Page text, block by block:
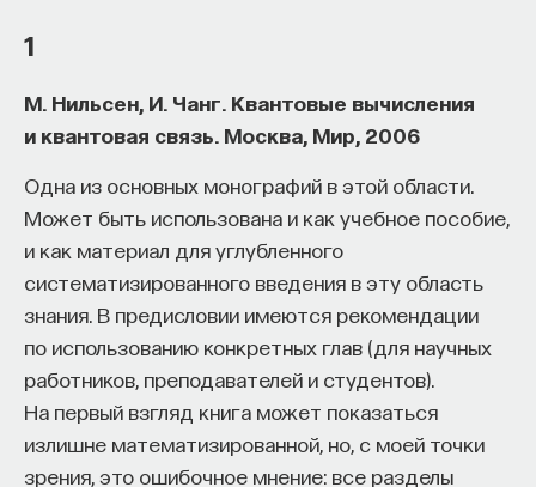
1
М. Нильсен, И. Чанг. Квантовые вычисления
и квантовая связь. Москва, Мир, 2006
Одна из основных монографий в этой области.
Может быть использована и как учебное пособие,
и как материал для углубленного
систематизированного введения в эту область
знания. В предисловии имеются рекомендации
по использованию конкретных глав (для научных
работников, преподавателей и студентов).
На первый взгляд книга может показаться
излишне математизированной, но, с моей точки
зрения, это ошибочное мнение: все разделы
плохо, и наоборот.
Вообще, алгоритм шифрования в большинстве
случаев считается известным. Стандарты
а неизвестны начальные данные — секретный
ключ. Бывают открытые ключи, но все равно
открытые ключи нужны, чтобы сгенерировать
секретный.
Другим важным классом шифров являются
поточные шифры. В них генерируется
псевдослучайная последовательность, которая
затем поэлементно комбинируется (например,
в случае двоичных последовательностей